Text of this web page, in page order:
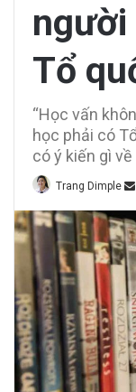
người
Tổ
“Học vấn
học phải có
có ý kiến gì
Trang Dimple